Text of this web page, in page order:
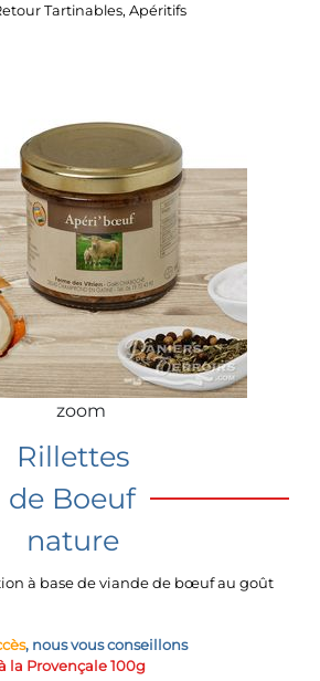
Tartinables, Apéritifs
zoom
Rillettes
de Boeuf
nature
à base de viande de bœuf au goût
, nous vous conseillons
la Provençale 100g